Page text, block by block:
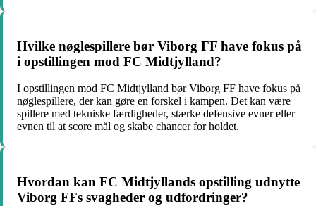
Hvilke nøglespillere bør Viborg FF have fokus på
i opstillingen mod FC Midtjylland?
I opstillingen mod FC Midtjylland bør Viborg FF have fokus på
nøglespillere, der kan gøre en forskel i kampen. Det kan være
spillere med tekniske færdigheder, stærke defensive evner eller
evnen til at score mål og skabe chancer for holdet.
Hvordan kan FC Midtjyllands opstilling udnytte
Viborg FFs svagheder og udfordringer?